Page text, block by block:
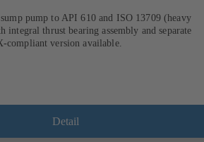
pump to API 610 and ISO 13709 (heavy
thrust bearing assembly and separate
compliant version available.
Detail